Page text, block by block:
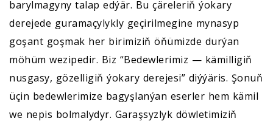
barylmagyny talap edýär. Bu çäreleriň ýokary
derejede guramaçylykly geçirilmegine mynasyp
goşant goşmak her birimiziň öňümizde durýan
möhüm wezipedir. Biz “Bedewlerimiz — kämilligiň
nusgasy, gözelligiň ýokary derejesi” diýýäris. Şonuň
üçin bedewlerimize bagyşlanýan eserler hem kämil
we nepis bolmalydyr. Garaşsyzlyk döwletimiziň